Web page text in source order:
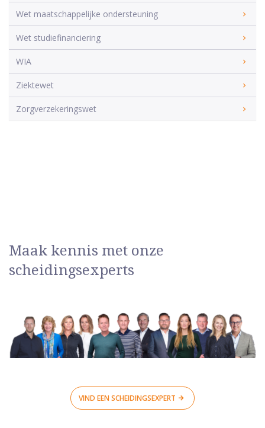
Wet maatschappelijke ondersteuning
Wet studiefinanciering
WIA
Ziektewet
Zorgverzekeringswet
Maak kennis met onze
scheidingsexperts
VIND EEN SCHEIDINGSEXPERT